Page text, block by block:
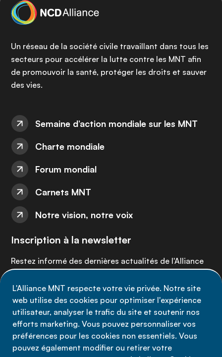
L'Alliance MNT respecte votre vie privée. Notre site
web utilise des cookies pour optimiser l'expérience
utilisateur, analyser le trafic du site et soutenir nos
efforts marketing. Vous pouvez personnaliser vos
préférences pour les cookies non essentiels. Vous
pouvez également modifier ou retirer votre
Un réseau de la société civile travaillant dans tous les
secteurs pour accélérer la lutte contre les MNT afin
de promouvoir la santé, protéger les droits et sauver
des vies.
Semaine d’action mondiale sur les MNT
Charte mondiale
Forum mondial
Carnets MNT
Notre vision, notre voix
Inscription à la newsletter
Restez informé des dernières actualités de l'Alliance
Inscrivez-vous maintenant